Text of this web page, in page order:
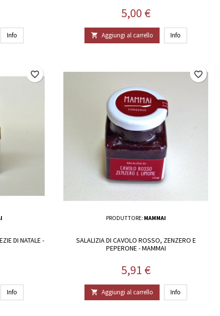
Info
Prezzo
5,00 €
 Aggiungi al carrello Info
DI NATALE -
Info
favorite_border
PRODUTTORE: MAMMAI
SALALIZIA DI CAVOLO ROSSO, ZENZERO E
PEPERONE - MAMMAI
Prezzo
5,91 €
 Aggiungi al carrello Info
favorite_border